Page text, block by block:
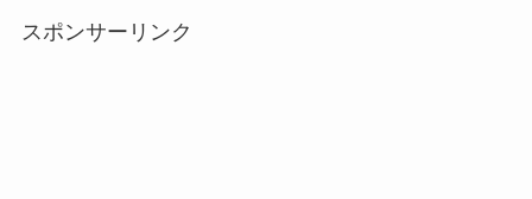
スポンサーリンク